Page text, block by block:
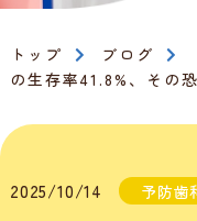
トップ ブログ
の生存率41.8%、その
2025/10/14 予防歯